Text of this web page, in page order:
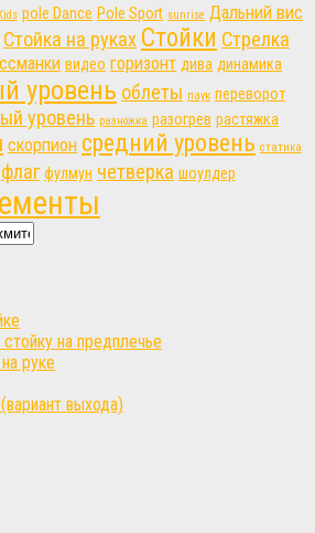
pole Dance Pole Sport sunrise Дальний вис
Стойка на руках Стойки Стрелка
видео горизонт дива динамика
уровень облеты паук переворот
уровень разножка разогрев растяжка
скорпион средний уровень статика
флаг фулмун четверка шоулдер
на предплечье
руке
выхода)